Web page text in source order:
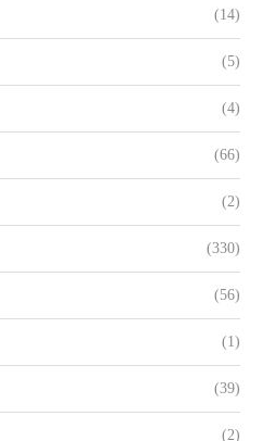
(14)
(5)
(4)
(66)
(2)
(330)
(56)
(1)
(39)
(2)